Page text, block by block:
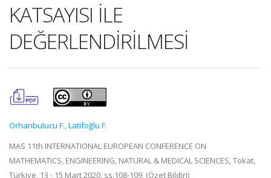
KATSAYISI İLE
DEĞERLENDİRİLMESİ
Orhanbulucu F.,Latifoğlu F.
MAS 11th INTERNATIONAL EUROPEAN CONFERENCE ON
MATHEMATICS, ENGINEERING, NATURAL & MEDICAL SCIENCES, Tokat,
Türkiye, 13 - 15 Mart 2020, ss.108-109, (Özet Bildiri)